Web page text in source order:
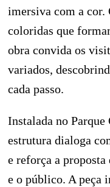
imersiva com a cor.
coloridas que
obra convida os
variados,
cada passo.
Instalada no
estrutura dialoga
e reforça a proposta
e o público. A peça